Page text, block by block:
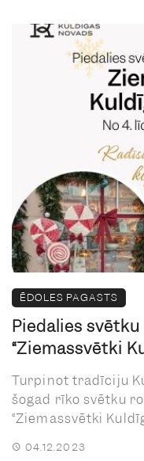
ĒDOLES PAGASTS
Piedalies
“Ziemassvētki
Turpinot tradīciju
šogad rīko svētku
“Ziemassvētki
04.12.2023